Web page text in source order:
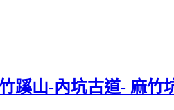
蹊山-內坑古道- 麻竹